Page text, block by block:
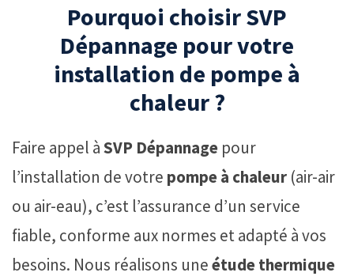
Pourquoi choisir SVP
Dépannage pour votre
installation de pompe à
chaleur ?
Faire appel àSVP Dépannage pour
l’installation de votre pompe à chaleur (air-air
ou air-eau), c’est l’assurance d’un service
fiable, conforme aux normes et adapté à vos
besoins. Nous réalisons uneétude thermique